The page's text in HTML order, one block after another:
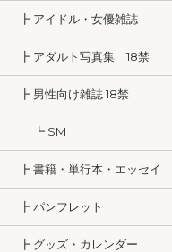
┣ アイドル・女優雑誌
┣ アダルト写真集 18禁
┣ 男性向け雑誌 18禁
┗ SM
┣ 書籍・単行本・エッセイ
┣ パンフレット
┣ グッズ・カレンダー